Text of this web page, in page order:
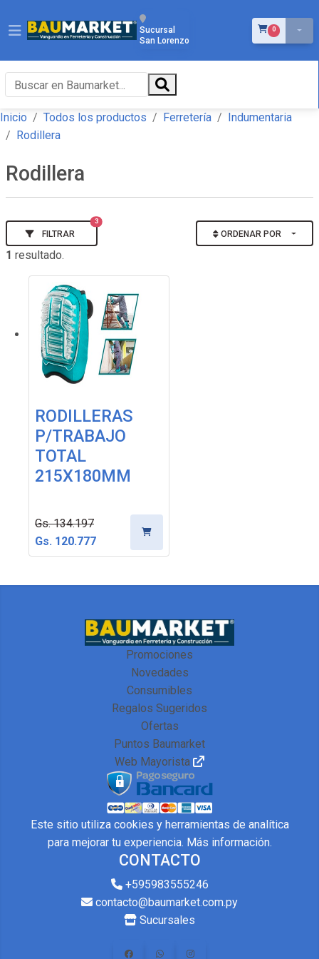
Sucursal
San Lorenzo
0ÍTEMS EN EL
Inicio Todos los productos Ferretería
Indumentaria
Rodillera
Rodillera
FILTRAR
3
ORDENAR POR
1 resultado.
RODILLERAS
P/TRABAJO
TOTAL
215X180MM
Gs. 134.197
Gs. 120.777
Promociones
Novedades
Consumibles
Regalos Sugeridos
Ofertas
Puntos Baumarket
Web Mayorista
CONTACTO
+595983555246
contacto@baumarket.com.py
Sucursales
Este sitio utiliza cookies y herramientas de analítica
para mejorar tu experiencia. Más información.